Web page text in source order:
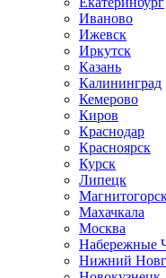
Иваново
Ижевск
Иркутск
Казань
Калининград
Кемерово
Киров
Краснодар
Красноярск
Курск
Липецк
Махачкала
Москва
Набережные
Нижний